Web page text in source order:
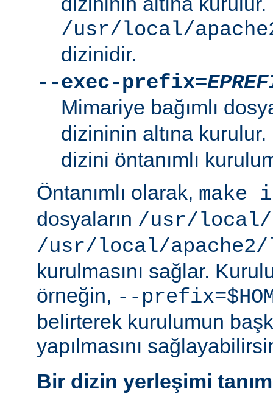
/usr/local/
dizinidir.
--exec-prefix=
Mimariye bağımlı
dizininin altına
dizini öntanımlı
Öntanımlı olarak, make
dosyaların /usr/local/
/usr/local/
kurulmasını sağlar.
örneğin, --
belirterek kurulumun
yapılmasını
Bir dizin yerleşimi